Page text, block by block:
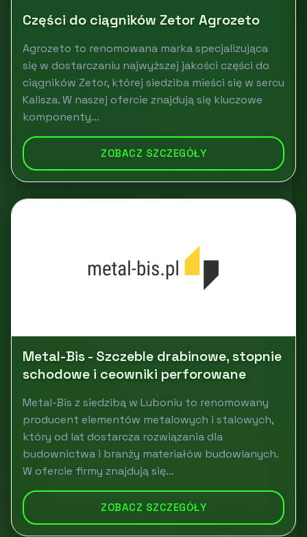
Części do ciągników Zetor Agrozeto
Agrozeto to renomowana marka specjalizująca
się w dostarczaniu najwyższej jakości części do
ciągników Zetor, której siedziba mieści się w sercu
Kalisza. W naszej ofercie znajdują się kluczowe
komponenty...
ZOBACZ SZCZEGÓŁY
Metal-Bis - Szczeble drabinowe, stopnie
schodowe i ceowniki perforowane
Metal-Bis z siedzibą w Luboniu to renomowany
producent elementów metalowych i stalowych,
który od lat dostarcza rozwiązania dla
budownictwa i branży materiałów budowlanych.
W ofercie firmy znajdują się...
ZOBACZ SZCZEGÓŁY